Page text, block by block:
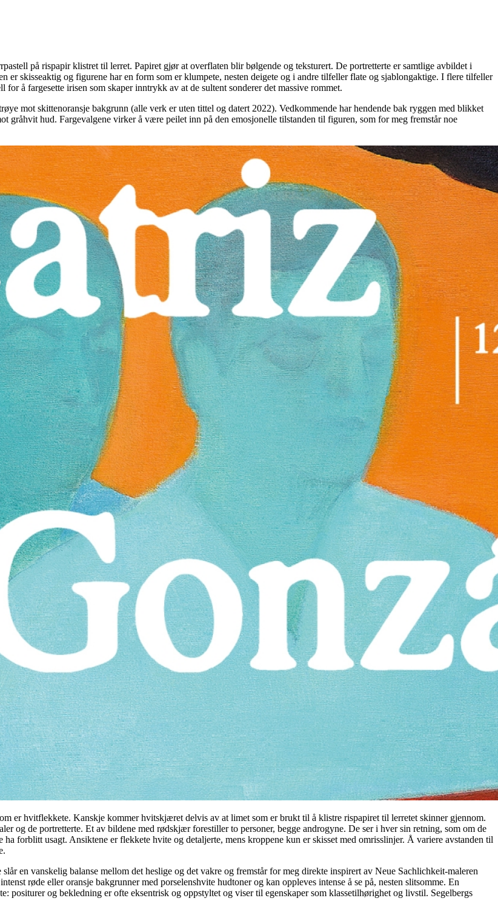
på rispapir klistret til lerret. Papiret gjør at overflaten blir bølgende og teksturert. De portretterte er samtlige avbildet i
er skisseaktig og figurene har en form som er klumpete, nesten deigete og i andre tilfeller flate og sjablongaktige. I flere tilfeller
å fargesette irisen som skaper inntrykk av at de sultent sonderer det massive rommet.
mot skittenoransje bakgrunn (alle verk er uten tittel og datert 2022). Vedkommende har hendende bak ryggen med blikket
gråhvit hud. Fargevalgene virker å være peilet inn på den emosjonelle tilstanden til figuren, som for meg fremstår noe
er hvitflekkete. Kanskje kommer hvitskjæret delvis av at limet som er brukt til å klistre rispapiret til lerretet skinner gjennom.
og de portretterte. Et av bildene med rødskjær forestiller to personer, begge androgyne. De ser i hver sin retning, som om de
ha forblitt usagt. Ansiktene er flekkete hvite og detaljerte, mens kroppene kun er skisset med omrisslinjer. Å variere avstanden til
en vanskelig balanse mellom det heslige og det vakre og fremstår for meg direkte inspirert av Neue Sachlichkeit-maleren
røde eller oransje bakgrunner med porselenshvite hudtoner og kan oppleves intense å se på, nesten slitsomme. En
positurer og bekledning er ofte eksentrisk og oppstyltet og viser til egenskaper som klassetilhørighet og livstil. Segelbergs